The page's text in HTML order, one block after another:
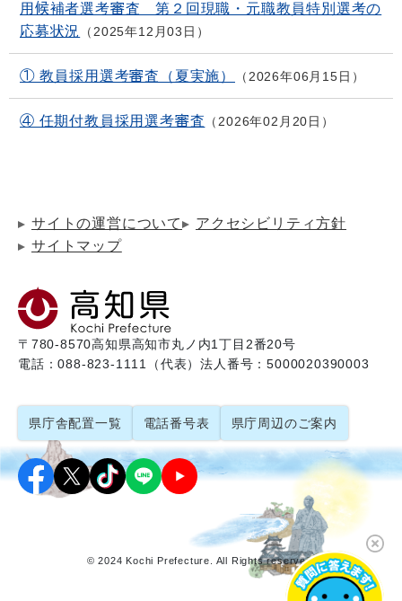
用候補者選考審査 第２回現職・元職教員特別選考の
応募状況
2025年12月03日
① 教員採用選考審査（夏実施） 2026年06月15日
④ 任期付教員採用選考審査 2026年02月20日
サイトの運営について
アクセシビリティ方針
サイトマップ
〒780-8570高知県高知市丸ノ内1丁目2番20号
電話：088-823-1111（代表）法人番号：5000020390003
県庁舎配置一覧 電話番号表 県庁周辺のご案内
© 2024 Kochi Prefecture. All Rights reserved.